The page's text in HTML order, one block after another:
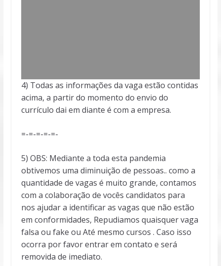
4) Todas as informações da vaga estão contidas
acima, a partir do momento do envio do
currículo dai em diante é com a empresa.
=-=-=-=-=-
5) OBS: Mediante a toda esta pandemia
obtivemos uma diminuição de pessoas.. como a
quantidade de vagas é muito grande, contamos
com a colaboração de vocês candidatos para
nos ajudar a identificar as vagas que não estão
em conformidades, Repudiamos quaisquer vaga
falsa ou fake ou Até mesmo cursos . Caso isso
ocorra por favor entrar em contato e será
removida de imediato.